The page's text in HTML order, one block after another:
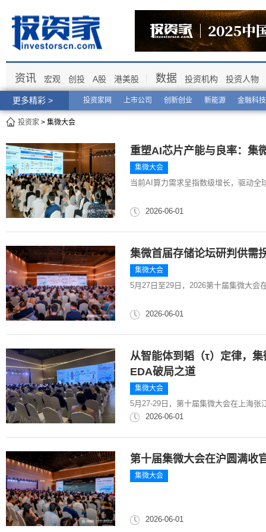
更多精彩 > 投资家网 上市公司 创新创业 新能源 金融科技
资讯 宏观 创投 A股 港美股 数据 投资机构 投资人物
投资家 > 集微大会
重塑AI芯片产能与良率：集
集微大会
当前AI算力需求呈指数级增长，驱动全
2026-06-01
集微首届存储论坛研判供需
集微大会
5月27日至29日，2026第十届集微大会
2026-06-01
从智能体到韬（τ）定律，
EDA破局之道
集微大会
5月27-29日，第十届集微大会在上海张
2026-06-01
第十届集微大会在沪圆满收
集微大会
2026-06-01